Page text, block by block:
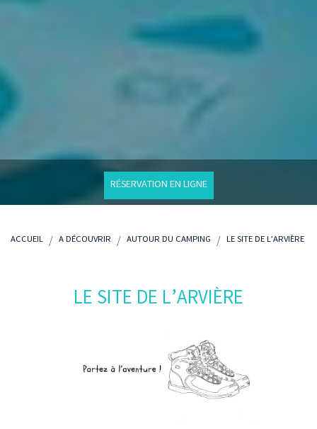
RÉSERVATION EN LIGNE
ACCUEIL A DÉCOUVRIR AUTOUR DU CAMPING LE SITE DE L’ARVIÈRE
LE SITE DE L’ARVIÈRE